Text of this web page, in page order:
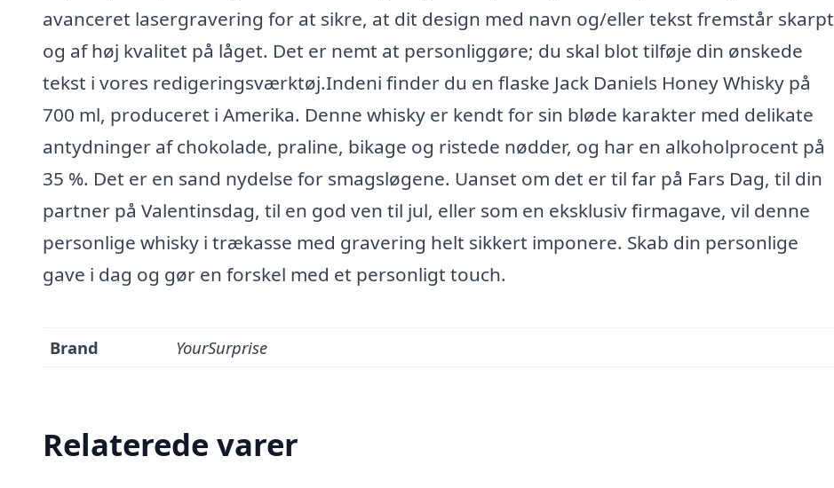
avanceret lasergravering for at sikre, at dit design med navn og/eller tekst fremstår skarpt
og af høj kvalitet på låget. Det er nemt at personliggøre; du skal blot tilføje din ønskede
tekst i vores redigeringsværktøj.Indeni finder du en flaske Jack Daniels Honey Whisky på
700 ml, produceret i Amerika. Denne whisky er kendt for sin bløde karakter med delikate
antydninger af chokolade, praline, bikage og ristede nødder, og har en alkoholprocent på
35 %. Det er en sand nydelse for smagsløgene. Uanset om det er til far på Fars Dag, til din
partner på Valentinsdag, til en god ven til jul, eller som en eksklusiv firmagave, vil denne
personlige whisky i trækasse med gravering helt sikkert imponere. Skab din personlige
gave i dag og gør en forskel med et personligt touch.
Brand YourSurprise
Relaterede varer